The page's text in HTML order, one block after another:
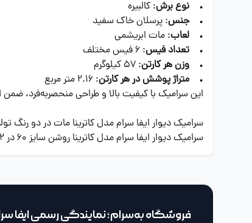
• نوع برش: کالبیره
•جنس: پرسلان خاک سفید
• لعاب: مات ابریشمی
•
تعداد فیس: 6 فیس مختلف
• وزن هر کارتن: 57 کیلوگرم
•
متراژ پوشش در هر کارتن: 2.16 متر مربع
این سرامیک با کیفیت بالا و طراحی منحصربه‌فرد، ضمن
سرامیک دیوار ایفا سرام مدل کاترینا مات در دو
سرامیک دیوار ایفا سرام مدل کاترینا روشن سایز 60 در 12
فروشگاه به‌سرام؛ نمایندگی رسمی ایفا